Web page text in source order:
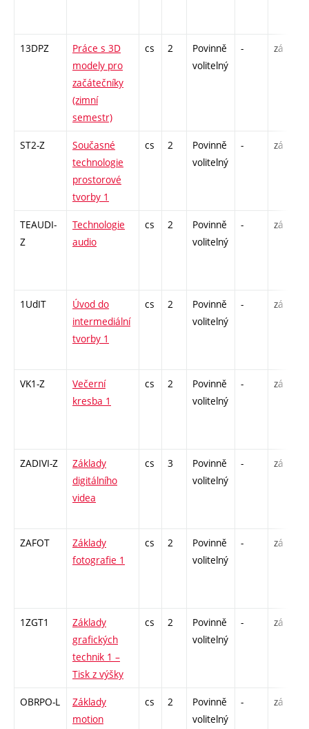
13DPZ
Práce s 3D
modely pro
začátečníky
(zimní
semestr)
cs 2
Povinně
volitelný
- zá
ST2-Z
Současné
technologie
prostorové
tvorby 1
cs 2
Povinně
volitelný
- zá
TEAUDI-
Z
Technologie
audio
cs 2
Povinně
volitelný
- zá
1UdIT
Úvod do
intermediální
tvorby 1
cs 2
Povinně
volitelný
- zá
VK1-Z
Večerní
kresba 1
cs 2
Povinně
volitelný
- zá
ZADIVI-Z
Základy
digitálního
videa
cs 3
Povinně
volitelný
- zá
ZAFOT
Základy
fotografie 1
cs 2
Povinně
volitelný
- zá
1ZGT1
Základy
grafických
technik 1 –
Tisk z výšky
cs 2
Povinně
volitelný
- zá
OBRPO-L
Základy
motion
cs 2
Povinně
volitelný
- zá